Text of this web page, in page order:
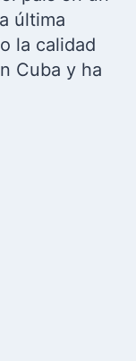
última
la calidad
Cuba y ha